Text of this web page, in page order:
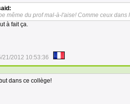
même du prof mal-à-l'aise! Comme ceux
à fait ça.
21/2012 10:53:36
dans ce collège!